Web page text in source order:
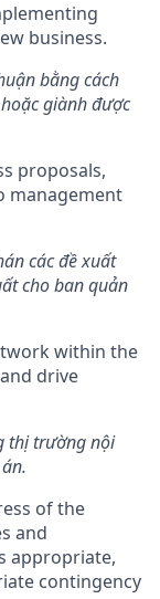
business.
bằng cách
giành được
proposals,
management
các đề xuất
cho ban quản
within the
drive
thị trường nội
of the
and
appropriate,
contingency